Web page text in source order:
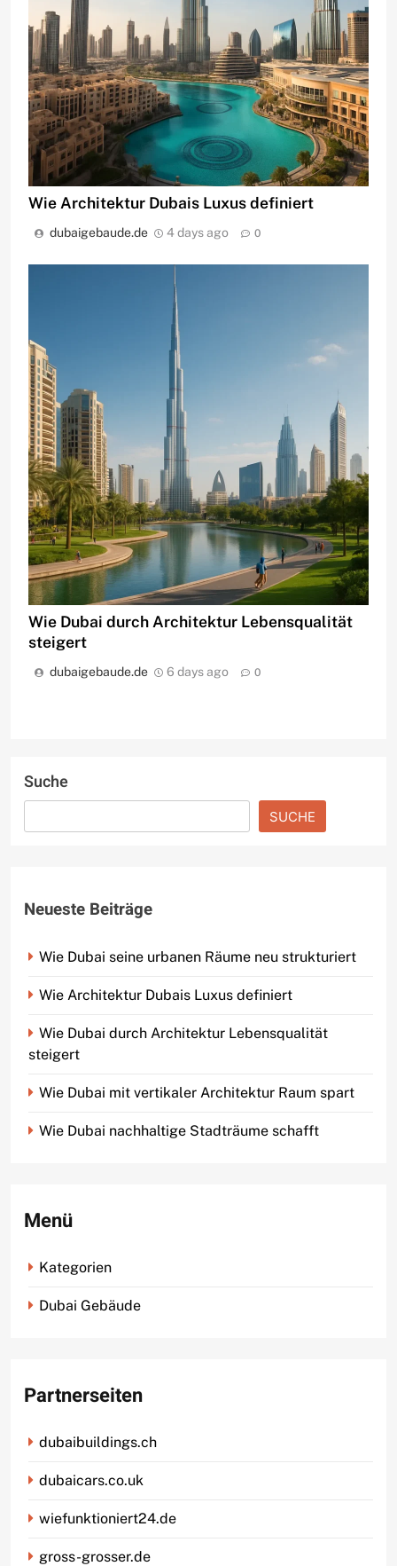
Wie Architektur Dubais Luxus definiert
dubaigebaude.de 4 days ago 0
Wie Dubai durch Architektur Lebensqualität
steigert
dubaigebaude.de 6 days ago 0
Suche
SUCHE
Neueste Beiträge
Wie Dubai seine urbanen Räume neu strukturiert
Wie Architektur Dubais Luxus definiert
Wie Dubai durch Architektur Lebensqualität
steigert
Wie Dubai mit vertikaler Architektur Raum spart
Wie Dubai nachhaltige Stadträume schafft
Menü
Kategorien
Dubai Gebäude
Partnerseiten
dubaibuildings.ch
dubaicars.co.uk
wiefunktioniert24.de
gross-grosser.de